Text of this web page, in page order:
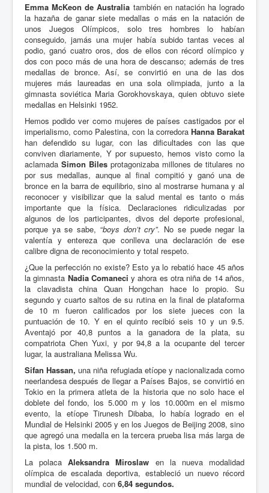
Emma McKeon de Australia también en natación ha logrado
la hazaña de ganar siete medallas o más en la natación de
unos Juegos Olímpicos, solo tres hombres lo habían
conseguido, jamás una mujer había subido tantas veces al
podio, ganó cuatro oros, dos de ellos con récord olímpico y
dos con poco más de una hora de descanso; además de tres
medallas de bronce. Así, se convirtió en una de las dos
mujeres más laureadas en una sola olimpiada, junto a la
gimnasta soviética Maria Gorokhovskaya, quien obtuvo siete
medallas en Helsinki 1952.
Hemos podido ver como mujeres de países castigados por el
imperialismo, como Palestina, con la corredora Hanna Barakat
han defendido su lugar, con las dificultades con las que
conviven diariamente, Y por supuesto, hemos visto como la
aclamada Simon Biles protagonizaba millones de titulares no
por sus medallas, aunque al final compitió y ganó una de
bronce en la barra de equilibrio, sino al mostrarse humana y al
reconocer y visibilizar que la salud mental es tanto o más
importante que la física. Declaraciones ridiculizadas por
algunos de los participantes, divos del deporte profesional,
porque ya se sabe, “boys don’t cry”. No se puede negar la
valentía y entereza que conlleva una declaración de ese
calibre digna de reconocimiento y total respeto.
¿Que la perfección no existe? Esto ya lo rebatió hace 45 años
la gimnasta Nadia Comaneci y ahora es otra niña de 14 años,
la clavadista china Quan Hongchan hace lo propio. Su
segundo y cuarto saltos de su rutina en la final de plataforma
de 10 m fueron calificados por los siete jueces con la
puntuación de 10. Y en el quinto recibió seis 10 y un 9.5.
Aventajó por 40,8 puntos a la ganadora de la plata, su
compatriota Chen Yuxi, y por 94,8 a la ocupante del tercer
lugar, la australiana Melissa Wu.
Sifan Hassan, una niña refugiada etíope y nacionalizada como
neerlandesa después de llegar a Países Bajos, se convirtió en
Tokio en la primera atleta de la historia que no solo hace el
doblete del fondo, los 5.000 m y los 10.000m en el mismo
evento, la etíope Tirunesh Dibaba, lo había logrado en el
Mundial de Helsinki 2005 y en los Juegos de Beijing 2008, sino
que agregó una medalla en la tercera prueba lisa más larga de
la pista, los 1.500 m.
La polacaAleksandra Miroslaw en la nueva modalidad
olímpica de escalada deportiva, estableció un nuevo récord
mundial de velocidad, con 6,84 segundos.